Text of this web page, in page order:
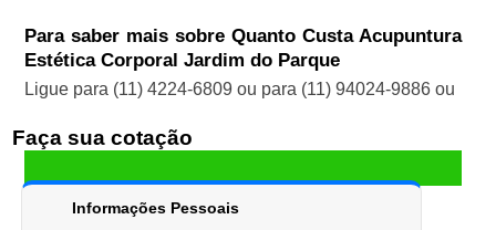
Para saber mais sobre Quanto Custa Acupuntura
Estética Corporal Jardim do Parque
Ligue para (11) 4224-6809 ou para (11) 94024-9886ou
Faça sua cotação
Informações Pessoais